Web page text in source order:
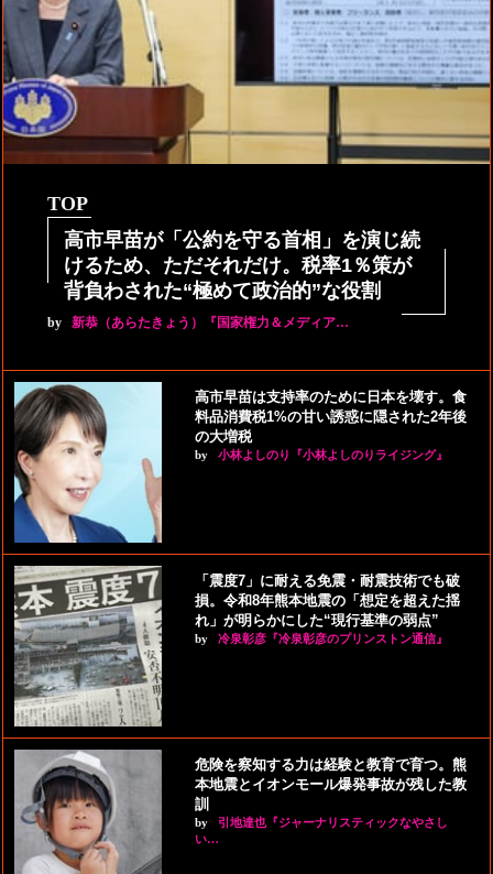
TOP
高市早苗が「公約を守る首相」を演じ続
けるため、ただそれだけ。税率1％策が
背負わされた“極めて政治的”な役割
by 新恭（あらたきょう）『国家権力＆メディア…
高市早苗は支持率のために日本を壊す。食
料品消費税1%の甘い誘惑に隠された2年後
の大増税
by 小林よしのり『小林よしのりライジング』
「震度7」に耐える免震・耐震技術でも破
損。令和8年熊本地震の「想定を超えた揺
れ」が明らかにした“現行基準の弱点”
by 冷泉彰彦『冷泉彰彦のプリンストン通信』
危険を察知する力は経験と教育で育つ。熊
本地震とイオンモール爆発事故が残した教
訓
by
引地達也『ジャーナリスティックなやさし
い…